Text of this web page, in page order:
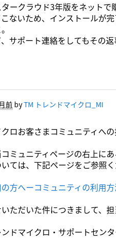
ークラウド3年版をネット
ないため、インストールが
サポート連絡をしてもその
前 byTM トレンドマイクロ_MI
ロお客さまコミュニティへ
ミュニティページの右上に
ては、下記ページをご参照く
方へーコミュニティの利用
ただいた件につきまして、
ンドマイクロ・サポートセン